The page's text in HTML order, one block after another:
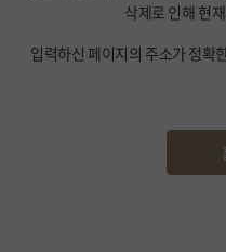
삭제로 인해 현
입력하신 페이지의 주소가 정확